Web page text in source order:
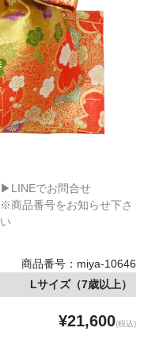
▶LINEでお問合せ
※商品番号をお知らせ下さ
い
商品番号：miya-10646
Lサイズ（7歳以上）
¥21,600(税込)